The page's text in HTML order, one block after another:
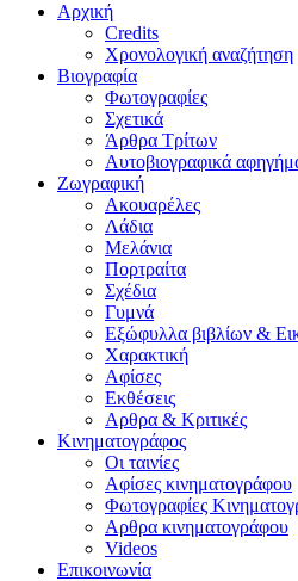
Αρχική
Credits
Χρονολογική αναζήτηση
Βιογραφία
Φωτογραφίες
Σχετικά
Άρθρα Τρίτων
Αυτοβιογραφικά
Ζωγραφική
Ακουαρέλες
Λάδια
Μελάνια
Πορτραίτα
Σχέδια
Γυμνά
Εξώφυλλα βιβλίων &
Χαρακτική
Αφίσες
Εκθέσεις
Αρθρα & Κριτικές
Κινηματογράφος
Οι ταινίες
Αφίσες κινηματογράφου
Φωτογραφίες
Αρθρα κινηματογράφου
Videos
Επικοινωνία